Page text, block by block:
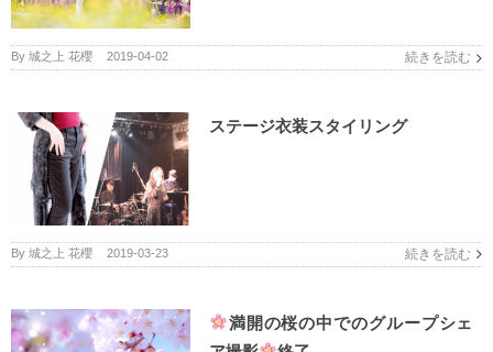
By 城之上 花櫻 2019-04-02 続きを読む
ステージ衣装スタイリング
By 城之上 花櫻 2019-03-23 続きを読む
満開の桜の中でのグループシェ